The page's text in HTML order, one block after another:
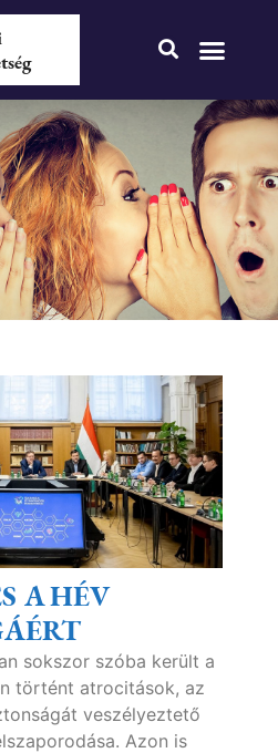
A HÉV
sokszor szóba került a
történt atrocitások, az
veszélyeztető
Azon is